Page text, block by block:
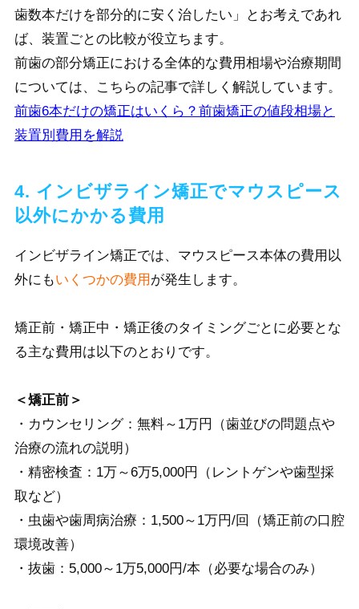
歯数本だけを部分的に安く治したい」とお考えであれ
ば、装置ごとの比較が役立ちます。
前歯の部分矯正における全体的な費用相場や治療期間
については、こちらの記事で詳しく解説しています。
前歯6本だけの矯正はいくら？前歯矯正の値段相場と
装置別費用を解説
4. インビザライン矯正でマウスピース
以外にかかる費用
インビザライン矯正では、マウスピース本体の費用以
外にもいくつかの費用 が発生します。
矯正前・矯正中・矯正後のタイミングごとに必要とな
る主な費用は以下のとおりです。
＜矯正前＞
・カウンセリング：無料～1万円（歯並びの問題点や
治療の流れの説明）
・精密検査：1万～6万5,000円（レントゲンや歯型採
取など）
・虫歯や歯周病治療：1,500～1万円/回（矯正前の口腔
環境改善）
・抜歯：5,000～1万5,000円/本（必要な場合のみ）